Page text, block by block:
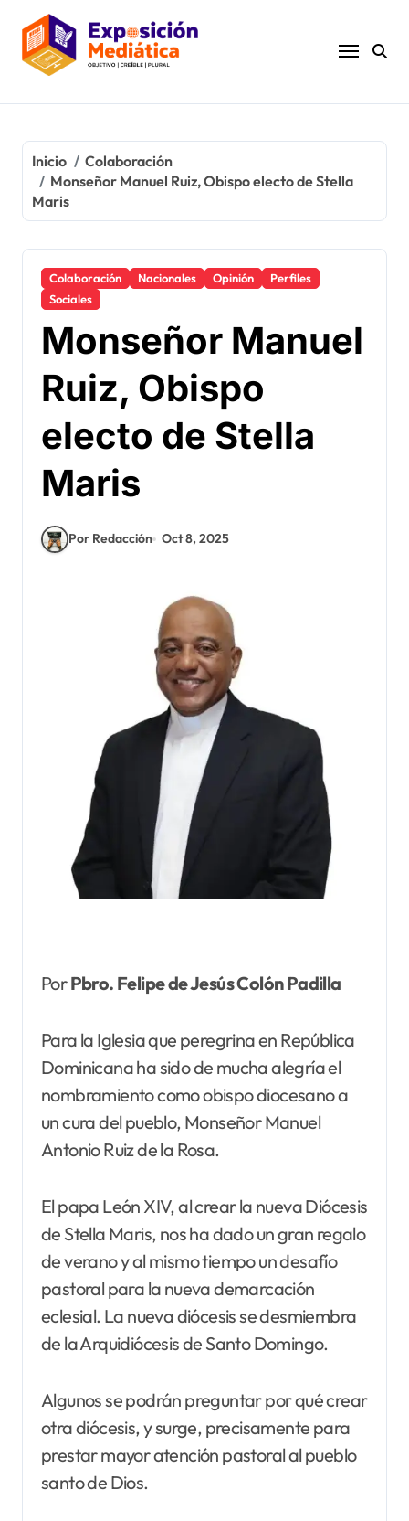
contenido
Inicio
Colaboración
Monseñor Manuel Ruiz, Obispo electo de Stella
Maris
Colaboración Nacionales Opinión
Perfiles
Sociales
Monseñor Manuel
Ruiz, Obispo
electo de Stella
Maris
Por Redacción Oct 8, 2025
PorPbro. Felipe de Jesús Colón Padilla
Para la Iglesia que peregrina en República
Dominicana ha sido de mucha alegría el
nombramiento como obispo diocesano a
un cura del pueblo, Monseñor Manuel
Antonio Ruiz de la Rosa.
El papa León XIV, al crear la nueva Diócesis
de Stella Maris, nos ha dado un gran regalo
de verano y al mismo tiempo un desafío
pastoral para la nueva demarcación
eclesial. La nueva diócesis se desmiembra
de la Arquidiócesis de Santo Domingo.
Algunos se podrán preguntar por qué crear
otra diócesis, y surge, precisamente para
prestar mayor atención pastoral al pueblo
santo de Dios.